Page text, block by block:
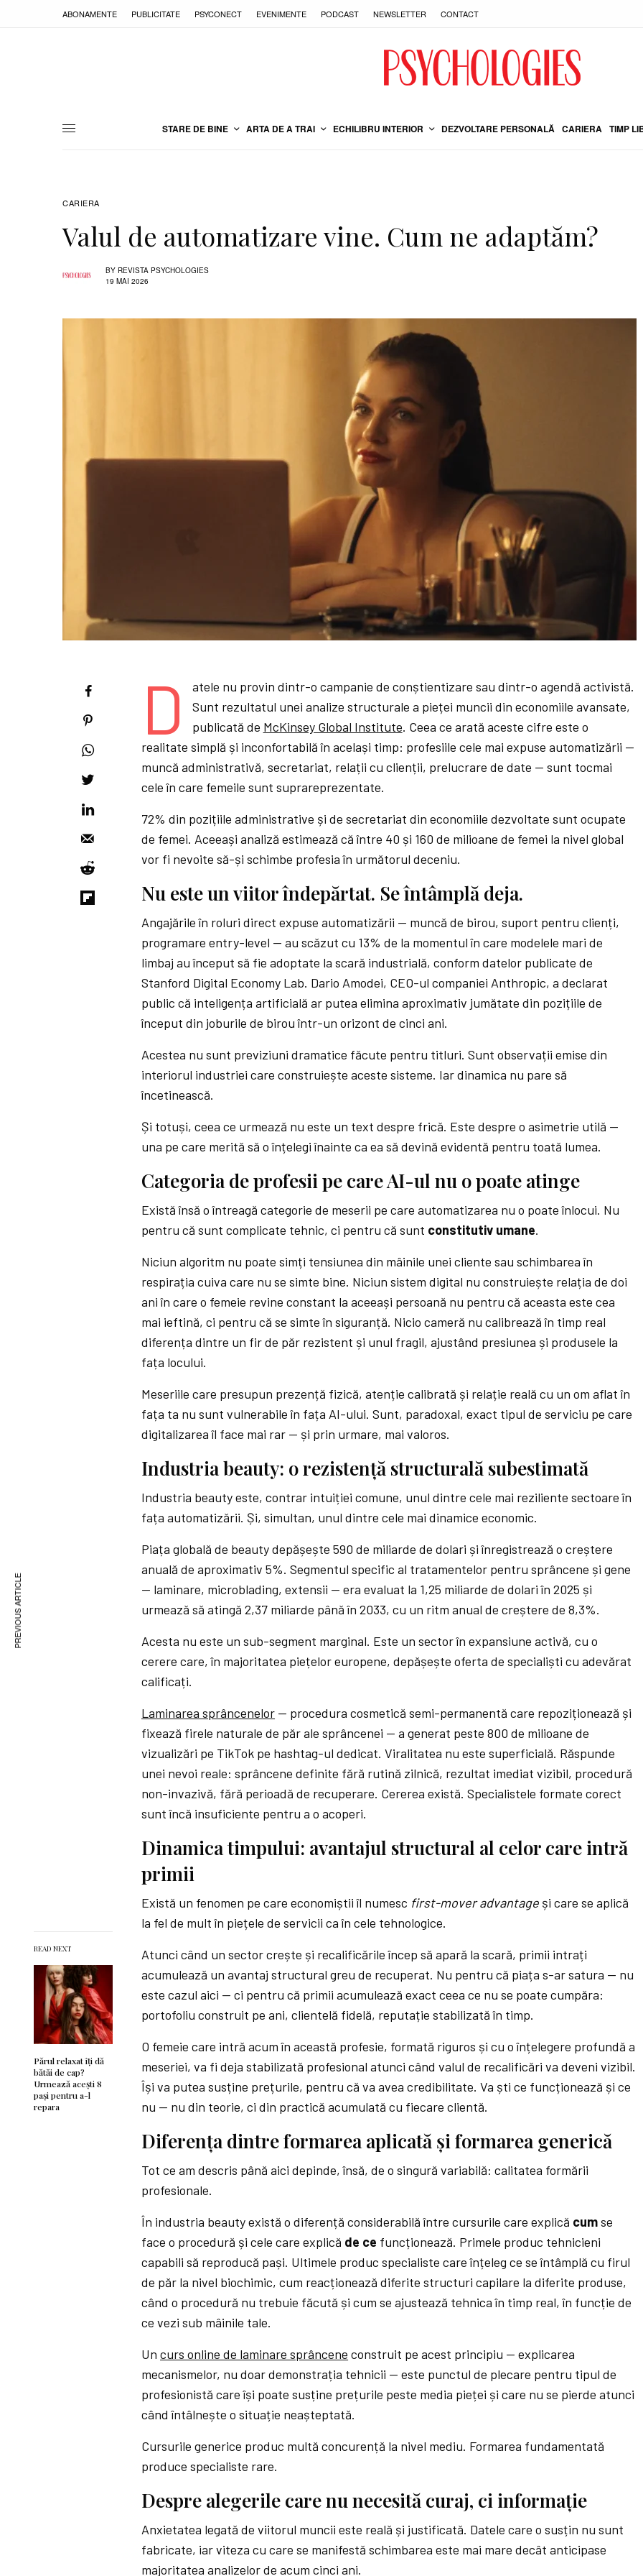
ABONAMENTE PUBLICITATE PSYCONECT EVENIMENTE PODCAST NEWSLETTER CONTACT
STARE DE BINE ARTA DE A TRAI ECHILIBRU INTERIOR DEZVOLTARE PERSONALĂ CARIERA TIMP
CARIERA
Valul de automatizare vine. Cum ne adaptăm?
BY REVISTA PSYCHOLOGIES
19 MAI 2026
READ NEXT
Părul relaxat îți dă
bătăi de cap?
Urmează acești 8
pași pentru a-l
repara
D
atele nu provin dintr-o campanie de conștientizare sau dintr-o agendă activistă.
Sunt rezultatul unei analize structurale a pieței muncii din economiile avansate,
publicată de McKinsey Global Institute. Ceea ce arată aceste cifre este o
realitate simplă și inconfortabilă în același timp: profesiile cele mai expuse automatizării —
muncă administrativă, secretariat, relații cu clienții, prelucrare de date — sunt tocmai
cele în care femeile sunt suprareprezentate.
72% din pozițiile administrative și de secretariat din economiile dezvoltate sunt ocupate
de femei. Aceeași analiză estimează că între 40 și 160 de milioane de femei la nivel global
vor fi nevoite să-și schimbe profesia în următorul deceniu.
Nu este un viitor îndepărtat. Se întâmplă deja.
Angajările în roluri direct expuse automatizării — muncă de birou, suport pentru clienți,
programare entry-level — au scăzut cu 13% de la momentul în care modelele mari de
limbaj au început să fie adoptate la scară industrială, conform datelor publicate de
Stanford Digital Economy Lab. Dario Amodei, CEO-ul companiei Anthropic, a declarat
public că inteligența artificială ar putea elimina aproximativ jumătate din pozițiile de
început din joburile de birou într-un orizont de cinci ani.
Acestea nu sunt previziuni dramatice făcute pentru titluri. Sunt observații emise din
interiorul industriei care construiește aceste sisteme. Iar dinamica nu pare să
încetinească.
Și totuși, ceea ce urmează nu este un text despre frică. Este despre o asimetrie utilă —
una pe care merită să o înțelegi înainte ca ea să devină evidentă pentru toată lumea.
Categoria de profesii pe care AI-ul nu o poate atinge
Există însă o întreagă categorie de meserii pe care automatizarea nu o poate înlocui. Nu
pentru că sunt complicate tehnic, ci pentru că sunt constitutiv umane.
Niciun algoritm nu poate simți tensiunea din mâinile unei cliente sau schimbarea în
respirația cuiva care nu se simte bine. Niciun sistem digital nu construiește relația de doi
ani în care o femeie revine constant la aceeași persoană nu pentru că aceasta este cea
mai ieftină, ci pentru că se simte în siguranță. Nicio cameră nu calibrează în timp real
diferența dintre un fir de păr rezistent și unul fragil, ajustând presiunea și produsele la
fața locului.
Meseriile care presupun prezență fizică, atenție calibrată și relație reală cu un om aflat în
fața ta nu sunt vulnerabile în fața AI-ului. Sunt, paradoxal, exact tipul de serviciu pe care
digitalizarea îl face mai rar — și prin urmare, mai valoros.
Industria beauty: o rezistență structurală subestimată
Industria beauty este, contrar intuiției comune, unul dintre cele mai reziliente sectoare în
fața automatizării. Și, simultan, unul dintre cele mai dinamice economic.
Piața globală de beauty depășește 590 de miliarde de dolari și înregistrează o creștere
anuală de aproximativ 5%. Segmentul specific al tratamentelor pentru sprâncene și gene
— laminare, microblading, extensii — era evaluat la 1,25 miliarde de dolari în 2025 și
urmează să atingă 2,37 miliarde până în 2033, cu un ritm anual de creștere de 8,3%.
Acesta nu este un sub-segment marginal. Este un sector în expansiune activă, cu o
cerere care, în majoritatea piețelor europene, depășește oferta de specialiști cu adevărat
calificați.
Laminarea sprâncenelor — procedura cosmetică semi-permanentă care repoziționează și
fixează firele naturale de păr ale sprâncenei — a generat peste 800 de milioane de
vizualizări pe TikTok pe hashtag-ul dedicat. Viralitatea nu este superficială. Răspunde
unei nevoi reale: sprâncene definite fără rutină zilnică, rezultat imediat vizibil, procedură
non-invazivă, fără perioadă de recuperare. Cererea există. Specialistele formate corect
sunt încă insuficiente pentru a o acoperi.
Dinamica timpului: avantajul structural al celor care intră
primii
Există un fenomen pe care economiștii îl numesc first-mover advantage și care se aplică
la fel de mult în piețele de servicii ca în cele tehnologice.
Atunci când un sector crește și recalificările încep să apară la scară, primii intrați
acumulează un avantaj structural greu de recuperat. Nu pentru că piața s-ar satura — nu
este cazul aici — ci pentru că primii acumulează exact ceea ce nu se poate cumpăra:
portofoliu construit pe ani, clientelă fidelă, reputație stabilizată în timp.
O femeie care intră acum în această profesie, formată riguros și cu o înțelegere profundă a
meseriei, va fi deja stabilizată profesional atunci când valul de recalificări va deveni vizibil.
Își va putea susține prețurile, pentru că va avea credibilitate. Va ști ce funcționează și ce
nu — nu din teorie, ci din practică acumulată cu fiecare clientă.
Diferența dintre formarea aplicată și formarea generică
Tot ce am descris până aici depinde, însă, de o singură variabilă: calitatea formării
profesionale.
În industria beauty există o diferență considerabilă între cursurile care explică cumse
face o procedură și cele care explică de ce funcționează. Primele produc tehnicieni
capabili să reproducă pași. Ultimele produc specialiste care înțeleg ce se întâmplă cu firul
de păr la nivel biochimic, cum reacționează diferite structuri capilare la diferite produse,
când o procedură nu trebuie făcută și cum se ajustează tehnica în timp real, în funcție de
ce vezi sub mâinile tale.
Uncurs online de laminare sprâncene construit pe acest principiu — explicarea
mecanismelor, nu doar demonstrația tehnicii — este punctul de plecare pentru tipul de
profesionistă care își poate susține prețurile peste media pieței și care nu se pierde atunci
când întâlnește o situație neașteptată.
Cursurile generice produc multă concurență la nivel mediu. Formarea fundamentată
produce specialiste rare.
Despre alegerile care nu necesită curaj, ci informație
Anxietatea legată de viitorul muncii este reală și justificată. Datele care o susțin nu sunt
fabricate, iar viteza cu care se manifestă schimbarea este mai mare decât anticipase
majoritatea analizelor de acum cinci ani.
PREVIOUS ARTICLE